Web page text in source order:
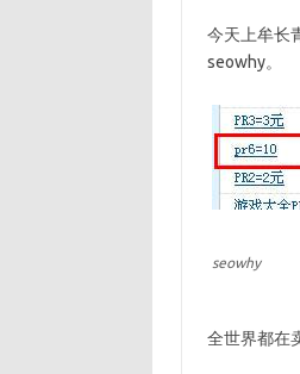
今天上牟长
seowhy。
seowhy
全世界都在